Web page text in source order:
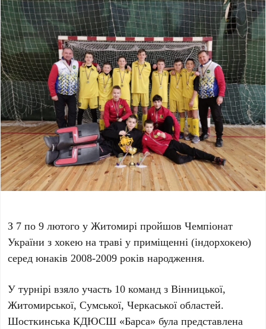
З 7 по 9 лютого у Житомирі пройшов Чемпіонат
України з хокею на траві у приміщенні (індорхокею)
серед юнаків 2008-2009 років народження.
У турнірі взяло участь 10 команд з Вінницької,
Житомирської, Сумської, Черкаської областей.
Шосткинська КДЮСШ «Барса» була представлена